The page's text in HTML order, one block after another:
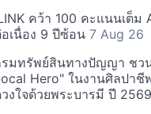
คว้า 100 คะแนนเต็ม
เนื่อง 9 ปีซ้อน 7 Aug 26
มทรัพย์สินทางปัญญา ชว
Hero" ในงานศิลปาชี
งใจด้วยพระบารมี ปี 2569